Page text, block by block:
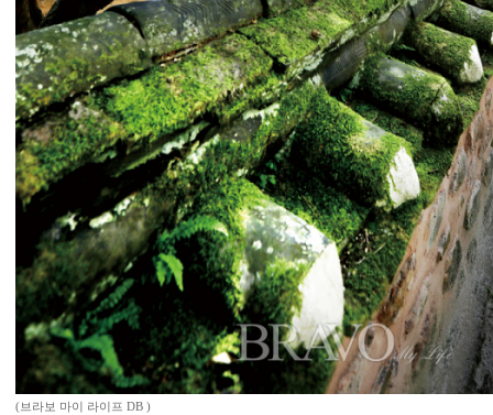
(브라보 마이 라이프 DB )